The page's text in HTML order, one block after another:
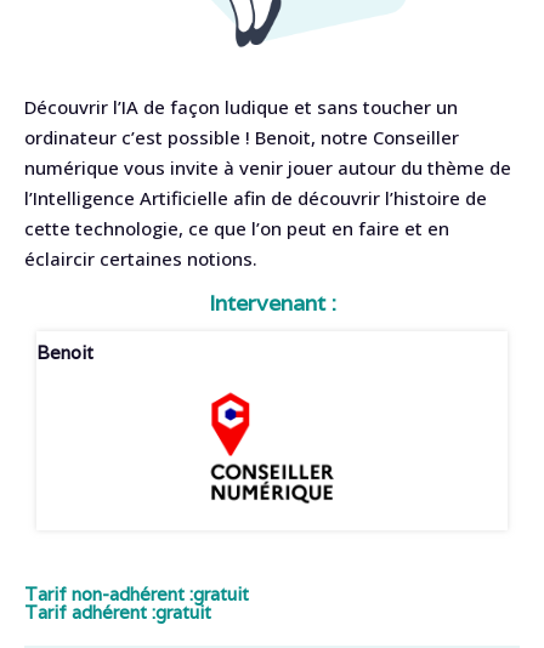
Découvrir l’IA de façon ludique et sans toucher un
ordinateur c’est possible ! Benoit, notre Conseiller
numérique vous invite à venir jouer autour du thème de
l’Intelligence Artificielle afin de découvrir l’histoire de
cette technologie, ce que l’on peut en faire et en
éclaircir certaines notions.
Intervenant :
Benoit
Tarif non-adhérent :gratuit
Tarif adhérent :gratuit